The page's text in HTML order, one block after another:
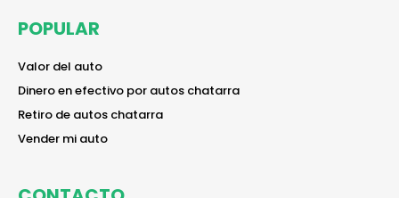
POPULAR
Valor del auto
reader
Dinero en efectivo por autos chatarra
reader
Retiro de autos chatarra
reader
Vender mi auto
reader